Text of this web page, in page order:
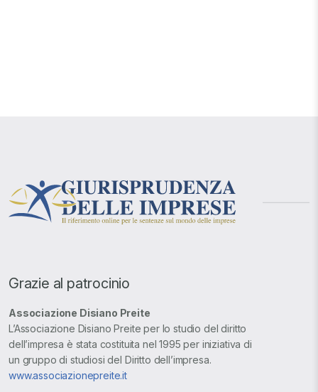
Grazie al patrocinio
Associazione Disiano Preite
L’Associazione Disiano Preite per lo studio del diritto
dell’impresa è stata costituita nel 1995 per iniziativa di
un gruppo di studiosi del Diritto dell’impresa.
www.associazionepreite.it